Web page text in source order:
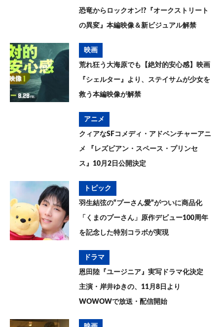
恐竜からロックオン!?『オークストリート
の異変』本編映像＆新ビジュアル解禁
映画
荒れ狂う大海原でも【絶対的安心感】映画
『シェルター』より、ステイサムが少女を
救う本編映像が解禁
アニメ
クィアなSFコメディ・アドベンチャーアニ
メ 『レズビアン・スペース・プリンセ
ス』10月2日公開決定
トピック
羽生結弦の“プーさん愛”がついに商品化
「くまのプーさん」原作デビュー100周年
を記念した特別コラボが実現
ドラマ
恩田陸『ユージニア』実写ドラマ化決定
主演・岸井ゆきの、11月8日より
WOWOWで放送・配信開始